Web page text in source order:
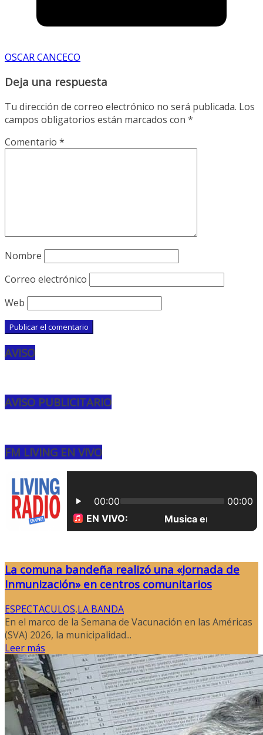
OSCAR CANCECO
Deja una respuesta
Tu dirección de correo electrónico no será publicada. Los
campos obligatorios están marcados con *
Comentario *
Nombre
Correo electrónico
Web
AVISO
AVISO PUBLICITARIO
FM LIVING EN VIVO
La comuna bandeña realizó una «Jornada de
Inmunización» en centros comunitarios
ESPECTACULOS,LA BANDA
En el marco de la Semana de Vacunación en las Américas
(SVA) 2026, la municipalidad...
Leer más